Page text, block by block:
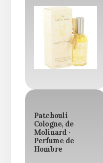
Patchouli
Cologne, de
Molinard ·
Perfume de
Hombre